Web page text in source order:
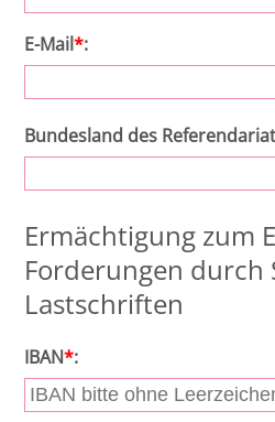
E-Mail*:
Bundesland des
Ermächtigung zum
Forderungen durch
Lastschriften
IBAN*: